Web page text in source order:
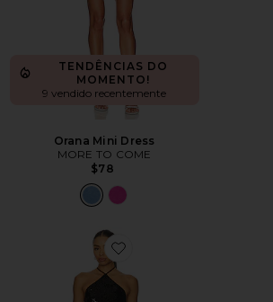
TENDÊNCIAS DO
MOMENTO!
9 vendido recentemente
Orana Mini Dress
MORE TO COME
$78
Favorite Ariella Mini Dress